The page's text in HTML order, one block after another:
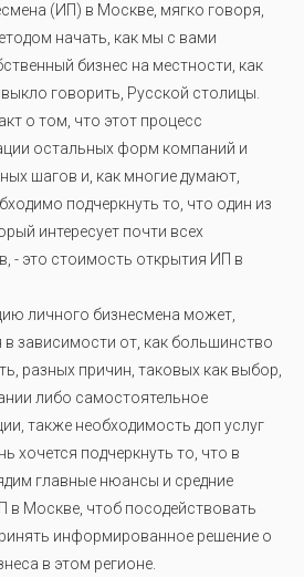
(ИП) в Москве, мягко говоря,
начать, как мы с вами
бизнес на местности, как
говорить, Русской столицы.
о том, что этот процесс
остальных форм компаний и
шагов и, как многие думают,
подчеркнуть то, что один из
интересует почти всех
- это стоимость открытия ИП в
личного бизнесмена может,
в зависимости от, как большинство
разных причин, таковых как выбор,
либо самостоятельное
также необходимость доп услуг
хочется подчеркнуть то, что в
главные нюансы и средние
в Москве, чтоб посодействовать
информированное решение о
в этом регионе.